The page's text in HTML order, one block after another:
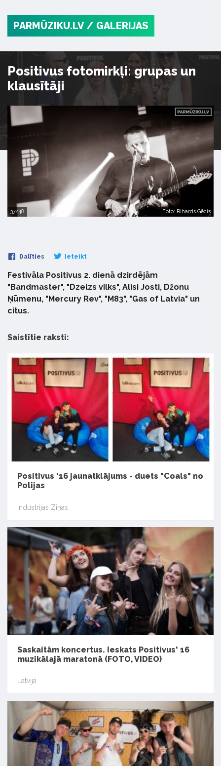
PARMŪZIKU.LV / GALERIJAS
Positivus fotomirkļi: grupas un
klausītāji
37/48 Foto: Rihards Gēcis
Dalīties Ieteikt
Festivāla Positivus 2. dienā dzirdējām
"Bandmaster", "Dzelzs vilks", Alisi Josti, Džonu
Ņūmenu, "Mercury Rev", "M83", "Gas of Latvia" un
citus.
Saistītie raksti:
Positivus '16 jaunatklājums - duets "Coals" no
Polijas
Industrijas Ziņas
Saskaitām koncertus. Ieskats Positivus' 16
muzikālajā maratonā (FOTO, VIDEO)
Latvijā